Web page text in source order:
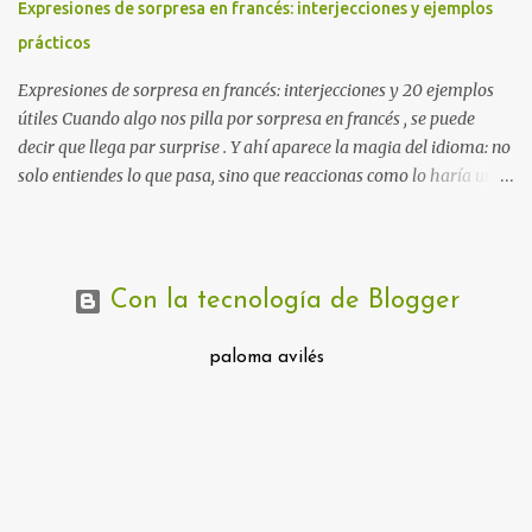
decidido estudiar francés básico por primera vez, te recomiendo
que planifiques bien el tiempo que le dedicas a cada cosa...
Expresiones de sorpresa en francés: interjecciones y ejemplos
prácticos
Expresiones de sorpresa en francés: interjecciones y 20 ejemplos
útiles Cuando algo nos pilla por sorpresa en francés , se puede
decir que llega par surprise . Y ahí aparece la magia del idioma: no
solo entiendes lo que pasa, sino que reaccionas como lo haría un
sonar más natural Estas expresiones funcionan mejor cuando las
usas en contexto. No se trata de aprender una lista “de memoria”,
sino de asociarlas a situaciones reales. Y si quieres mejorar
Con la tecnología de Blogger
paloma avilés